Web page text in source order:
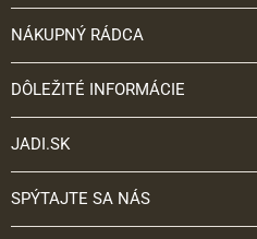
NÁKUPNÝ RÁDCA
DÔLEŽITÉ INFORMÁCIE
JADI.SK
SPÝTAJTE SA NÁS